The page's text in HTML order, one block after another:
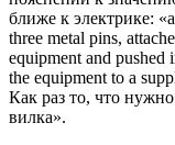
ближе к электрике:
three metal pins,
equipment and pushed
the equipment to a
Как раз то, что
вилка».